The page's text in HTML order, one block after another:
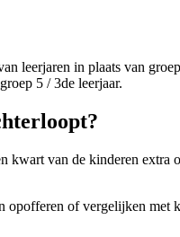
leerjaren in plaats van
5 / 3de leerjaar.
kwart van de kinderen
opofferen of vergelijken met